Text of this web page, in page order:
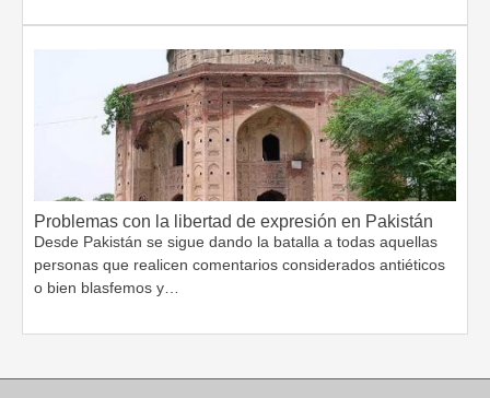
Problemas con la libertad de expresión en Pakistán
Desde Pakistán se sigue dando la batalla a todas aquellas
personas que realicen comentarios considerados antiéticos
o bien blasfemos y…